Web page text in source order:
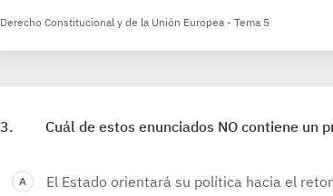
Derecho Constitucional y de la Unión Europea - Tema 5
Cuál de estos enunciados NO contiene un
El Estado orientará su política hacia el